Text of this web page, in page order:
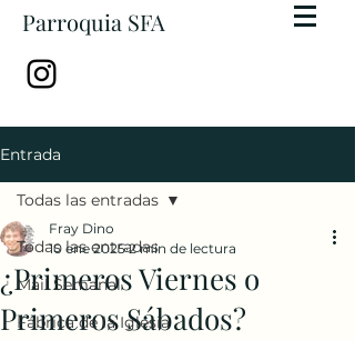
Parroquia SFA
Entrada
Todas las entradas
Mail Semanal
Fábrica de la Iglesia
Todas las entradas
¿Primeros Viernes o
Primeros Sábados?
Fray Dino
10 ene 2025 2 min de lectura